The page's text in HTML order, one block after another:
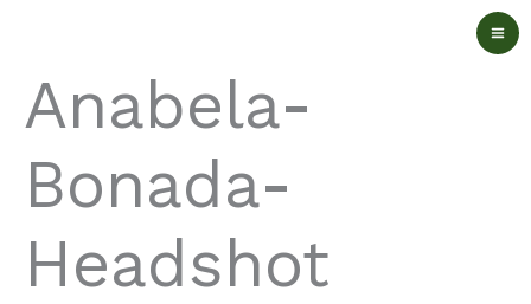
contenu
Anabela-
Bonada-
Headshot